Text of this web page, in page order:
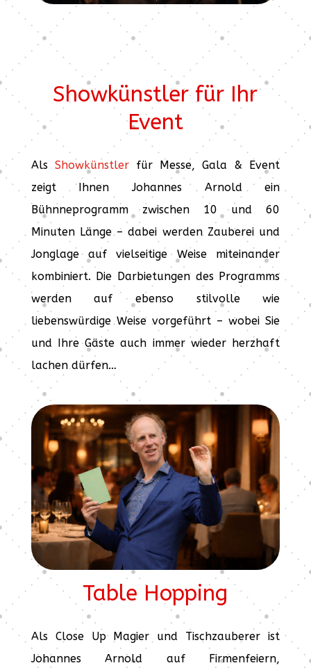
Showkünstler für Ihr
Event
Als Showkünstlerfür Messe, Gala & Event
zeigt Ihnen Johannes Arnold ein
Bühnneprogramm zwischen 10 und 60
Minuten Länge – dabei werden Zauberei und
Jonglage auf vielseitige Weise miteinander
kombiniert. Die Darbietungen des Programms
werden auf ebenso stilvolle wie
liebenswürdige Weise vorgeführt – wobei Sie
und Ihre Gäste auch immer wieder herzhaft
lachen dürfen…
Table Hopping
Als Close Up Magier und Tischzauberer ist
Johannes Arnold auf Firmenfeiern,